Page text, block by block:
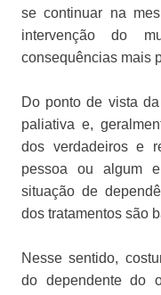
se continuar na
intervenção do
consequências mais
Do ponto de vista
paliativa e,
dos verdadeiros e
pessoa ou algum
situação de
dos tratamentos são
Nesse sentido,
do dependente do